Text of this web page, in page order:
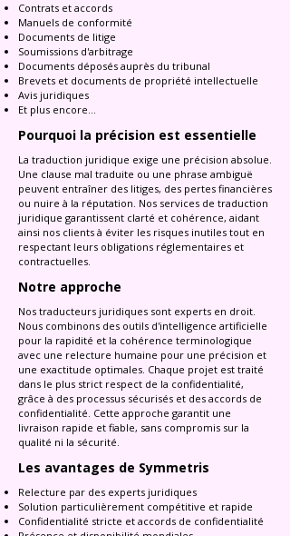
Contrats et accords
Manuels de conformité
Documents de litige
Soumissions d'arbitrage
Documents déposés auprès du tribunal
Brevets et documents de propriété intellectuelle
Avis juridiques
Et plus encore...
Pourquoi la précision est essentielle
La traduction juridique exige une précision absolue.
Une clause mal traduite ou une phrase ambiguë
peuvent entraîner des litiges, des pertes financières
ou nuire à la réputation. Nos services de traduction
juridique garantissent clarté et cohérence, aidant
ainsi nos clients à éviter les risques inutiles tout en
respectant leurs obligations réglementaires et
contractuelles.
Notre approche
Nos traducteurs juridiques sont experts en droit.
Nous combinons des outils d'intelligence artificielle
pour la rapidité et la cohérence terminologique
avec une relecture humaine pour une précision et
une exactitude optimales. Chaque projet est traité
dans le plus strict respect de la confidentialité,
grâce à des processus sécurisés et des accords de
confidentialité. Cette approche garantit une
livraison rapide et fiable, sans compromis sur la
qualité ni la sécurité.
Les avantages de Symmetris
Relecture par des experts juridiques
Solution particulièrement compétitive et rapide
Confidentialité stricte et accords de confidentialité